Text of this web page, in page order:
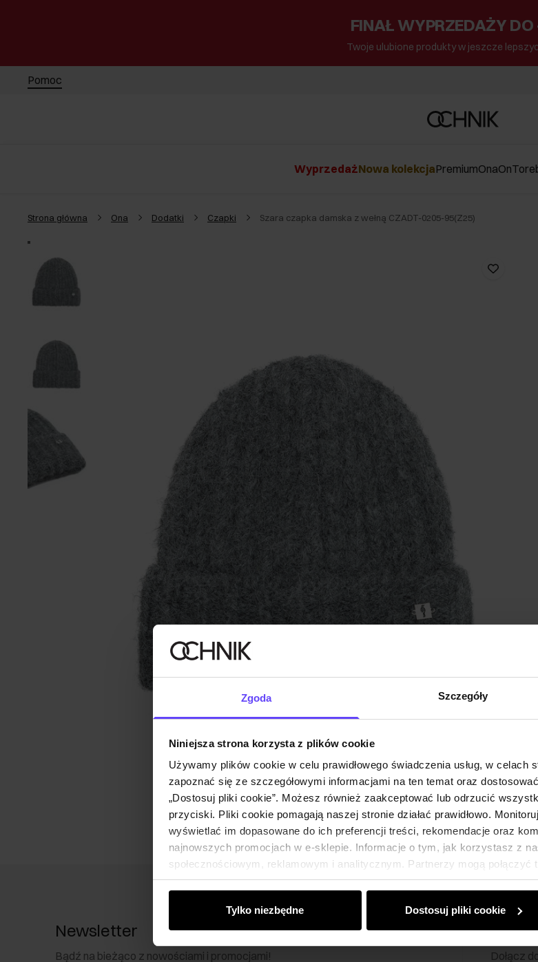
Zgoda Szczegóły
Niniejsza strona korzysta z plików cookie
Używamy plików cookie w celu prawidłowego świadczenia usług, w
zapoznać się ze szczegółowymi informacjami na ten temat oraz
„Dostosuj pliki cookie”. Możesz również zaakceptować lub odrzucić
przyciski. Pliki cookie pomagają naszej stronie działać prawidłowo.
wyświetlać im dopasowane do ich preferencji treści, rekomendacje oraz
najnowszych promocjach w e-sklepie. Informacje o tym, jak korzystasz z
społecznościowym, reklamowym i analitycznym. Partnerzy mogą
od Ciebie lub uzyskanymi podczas korzystania z ich usług.
Tylko niezbędne Dostosuj pliki cookie
FINAŁ WYPRZEDAŻY
Twoje ulubione produkty w jeszcze
Pomoc
WyprzedażNowa kolekcjaPremiumOnaOn
Strona główna Ona Dodatki Czapki Szara czapka damska z wełną CZADT-0205-95(Z25)
Newsletter
Bądź na bieżąco z nowościami i promocjami!
Klub
Dołącz